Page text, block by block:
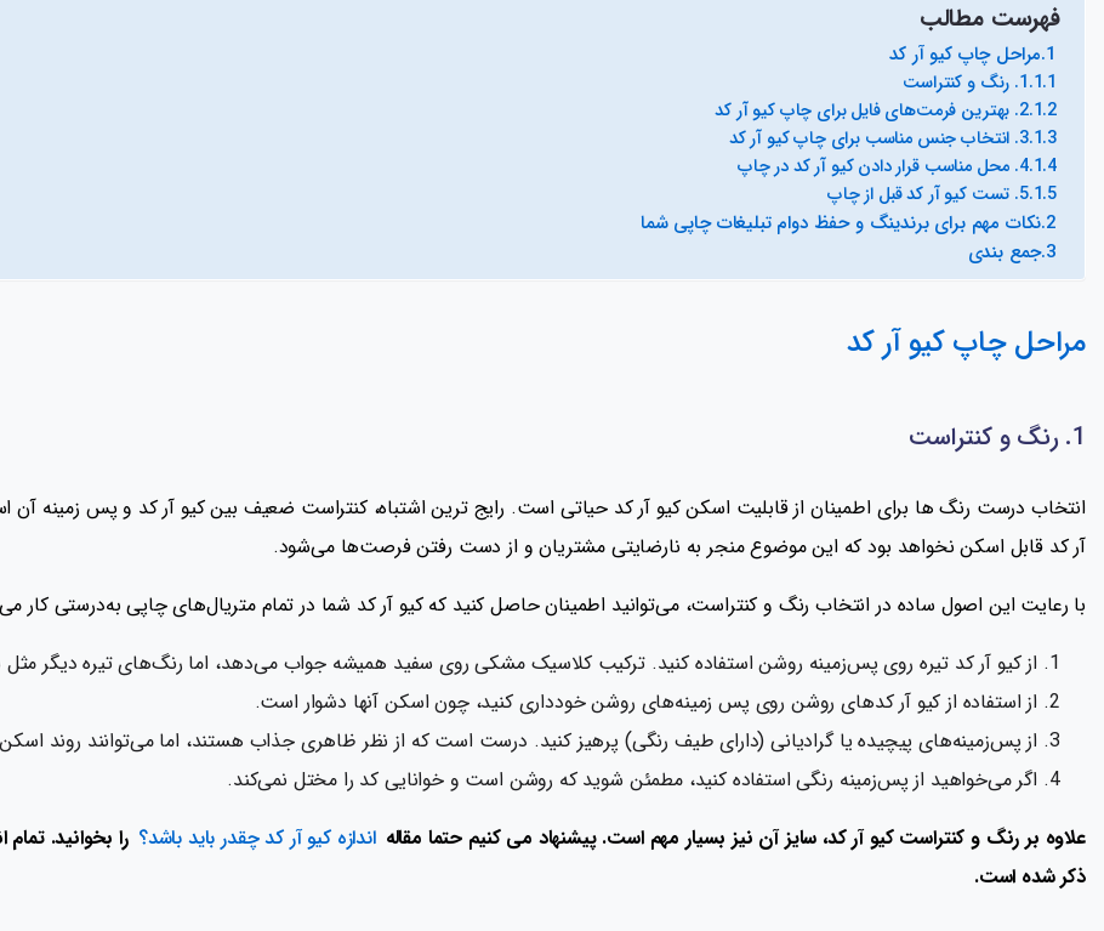
فهرست مطالب
مراحل چاپ کیو آر کد
1. رنگ و کنتراست
2. بهترین فرمت‌های فایل برای چاپ کیو آر کد
3. انتخاب جنس مناسب برای چاپ کیو آر کد
4. محل مناسب قرار دادن کیو آر کد در چاپ
5. تست کیو آر کد قبل از چاپ
نکات مهم برای برندینگ و حفظ دوام تبلیغات چاپی شما
جمع بندی
مراحل چاپ کیو آر کد
1. رنگ و کنتراست
انتخاب درست رنگ‌ ها برای اطمینان از قابلیت اسکن کیو آر کد حیاتی است. رایج ترین اشتباه، کنتراست ضعیف بین کیو آر کد و پس زمینه
آر کد قابل اسکن نخواهد بود که این موضوع منجر به نارضایتی مشتریان و از دست رفتن فرصت‌ها می‌شود.
با رعایت این اصول ساده در انتخاب رنگ و کنتراست، می‌توانید اطمینان حاصل کنید که کیو آر کد شما در تمام متریال‌های چاپی به‌درستی کار
از کیو آر کد تیره روی پس‌زمینه روشن استفاده کنید. ترکیب کلاسیک مشکی روی سفید همیشه جواب می‌دهد، اما رنگ‌های تیره دیگر مثل
از استفاده از کیو آر کدهای روشن روی پس زمینه‌های روشن خودداری کنید، چون اسکن آنها دشوار است.
از پس‌زمینه‌های پیچیده یا گرادیانی (دارای طیف رنگی) پرهیز کنید. درست است که از نظر ظاهری جذاب هستند، اما می‌توانند روند
اگر می‌خواهید از پس‌زمینه رنگی استفاده کنید، مطمئن شوید که روشن است و خوانایی کد را مختل نمی‌کند.
علاوه بر رنگ و کنتراست کیو آر کد، سایز آن نیز بسیار مهم است. پیشنهاد می کنیم حتما مقاله اندازه کیو آر کد چقدر باید باشد؟ را بخوانید.
ذکر شده است.